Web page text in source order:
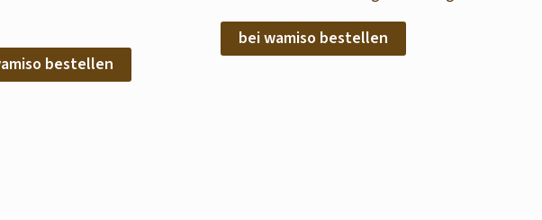
bestellen
bei wamiso bestellen